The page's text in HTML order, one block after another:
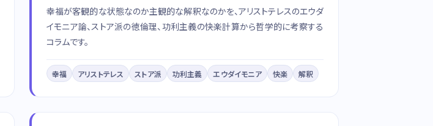
幸福が客観的な状態なのか主観的な解釈なのかを、アリストテレスのエウダ
イモニア論、ストア派の徳倫理、功利主義の快楽計算から哲学的に考察する
コラムです。
幸福 アリストテレス ストア派 功利主義 エウダイモニア 快楽 解釈